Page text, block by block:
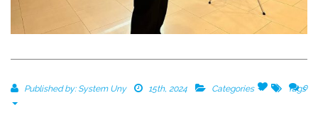
Published by: System Uny 15th, 2024 Categories Tags0
0